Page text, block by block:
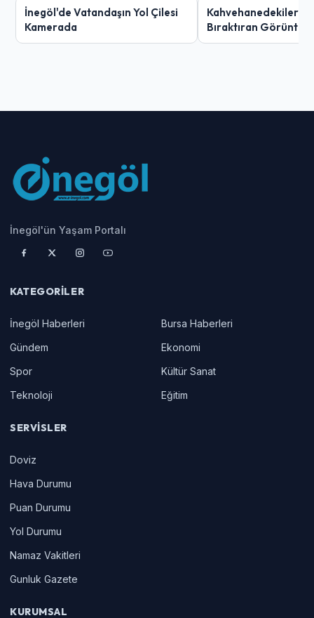
İnegöl'de Vatandaşın Yol Çilesi
Kamerada
Kahvehanedekiler
Bıraktıran Görüntü!
İnegöl'ün Yaşam Portalı
KATEGORILER
İnegöl Haberleri
Bursa Haberleri
Gündem
Ekonomi
Spor
Kültür Sanat
Teknoloji
Eğitim
SERVISLER
Doviz
Hava Durumu
Puan Durumu
Yol Durumu
Namaz Vakitleri
Gunluk Gazete
KURUMSAL